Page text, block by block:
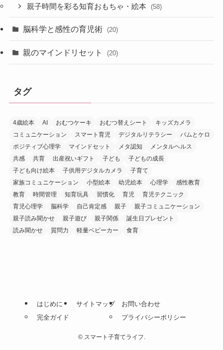
親子時間を彩る知育おもちゃ・絵本 (58)
脳科学と感性の育児術 (20)
親のマインドリセット (20)
タグ
4歳絵本 AI おむつケーキ おむつ替えシート
キッズカメラ
コミュニケーション
スマート育児 デジタルリテラシー
バムとケロ
ポジティブ心理学
マインドセット メタ認知
メンタルヘルス
共感
共育 出産祝いギフト 子ども
子どもの成長
子ども向け絵本
子供用デジタルカメラ
子育て
家族コミュニケーション
小型絵本 幼児絵本 心理学
感性教育
教育
時間管理 知育玩具 習慣化 育児
育児テクニック
育児心理学
脳科学 自己肯定感 親子
親子コミュニケーション
親子読み聞かせ
親子遊び 親子関係
誕生日プレゼント
読み聞かせ
質問力 軽量ベビーカー 食育
はじめに
完全ガイド
サイトマップ
お問い合わせ
プライバシーポリシー
©スマート子育てライフ.